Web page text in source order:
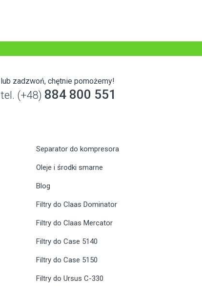
lub zadzwoń, chętnie pomożemy!
tel. (+48) 884 800 551
Separator do kompresora
Oleje i środki smarne
Blog
Filtry do Claas Dominator
Filtry do Claas Mercator
Filtry do Case 5140
Filtry do Case 5150
Filtry do Ursus C-330